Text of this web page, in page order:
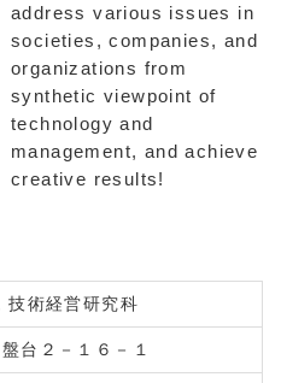
address various issues in
societies, companies, and
organizations from
synthetic viewpoint of
technology and
management, and achieve
creative results!
技術経営研究科
台２－１６－１